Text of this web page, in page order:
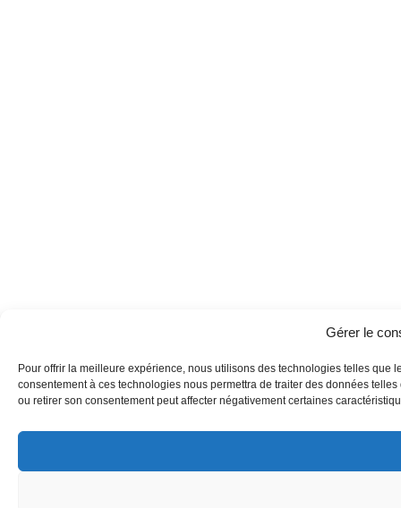
Gérer le
Pour offrir la meilleure expérience, nous utilisons des technologies telles
consentement à ces technologies nous permettra de traiter des données
ou retirer son consentement peut affecter négativement certaines